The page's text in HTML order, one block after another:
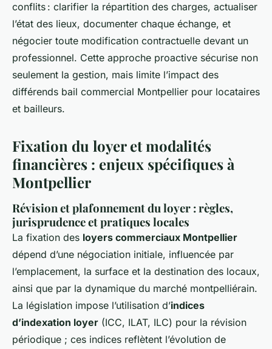
conflits : clarifier la répartition des charges, actualiser
l’état des lieux, documenter chaque échange, et
négocier toute modification contractuelle devant un
professionnel. Cette approche proactive sécurise non
seulement la gestion, mais limite l’impact des
différends bail commercial Montpellier pour locataires
et bailleurs.
Fixation du loyer et modalités
financières : enjeux spécifiques à
Montpellier
Révision et plafonnement du loyer : règles,
jurisprudence et pratiques locales
La fixation des loyers commerciaux Montpellier
dépend d’une négociation initiale, influencée par
l’emplacement, la surface et la destination des locaux,
ainsi que par la dynamique du marché montpelliérain.
La législation impose l’utilisation d’indices
d’indexation loyer (ICC, ILAT, ILC) pour la révision
périodique ; ces indices reflètent l’évolution de